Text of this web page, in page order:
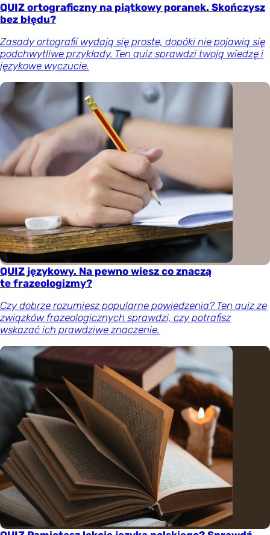
QUIZ ortograficzny na piątkowy poranek. Skończysz
bez błędu?
Zasady ortografii wydają się proste, dopóki nie pojawią się
podchwytliwe przykłady. Ten quiz sprawdzi twoją wiedzę i
językowe wyczucie.
QUIZ językowy. Na pewno wiesz co znaczą
te frazeologizmy?
Czy dobrze rozumiesz popularne powiedzenia? Ten quiz ze
związków frazeologicznych sprawdzi, czy potrafisz
wskazać ich prawdziwe znaczenie.